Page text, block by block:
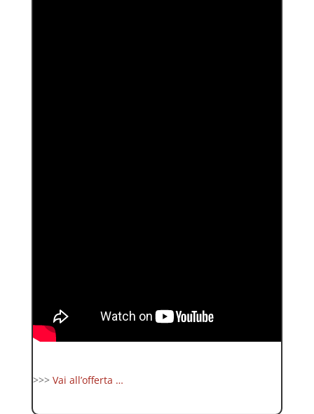
>>> Vai all’offerta …